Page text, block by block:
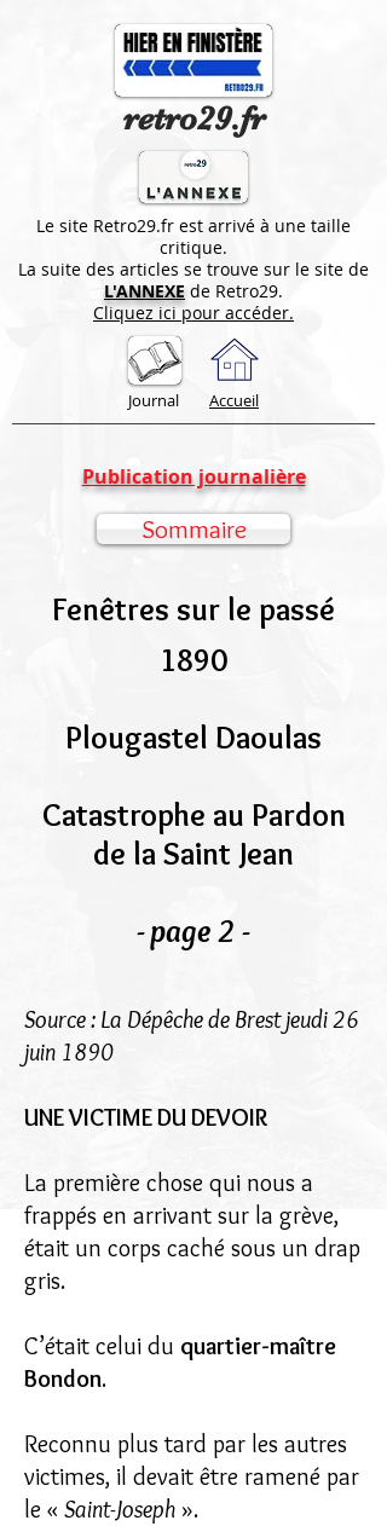
retro29.fr
Le site Retro29.fr est arrivé à une taille
critique.
La suite des articles se trouve sur le site de
L'ANNEXE de Retro29.
Cliquez ici pour accéder.
Journal Accueil
Publication journalière
Fenêtres sur le passé
1890
Plougastel Daoulas
Catastrophe au Pardon
de la Saint Jean
- page 2 -
Sommaire
Source : La Dépêche de Brest jeudi 26
juin 1890
UNE VICTIME DU DEVOIR
La première chose qui nous a
frappés en arrivant sur la grève,
était un corps caché sous un drap
gris.
C’était celui du quartier-maître
Bondon.
Reconnu plus tard par les autres
victimes, il devait être ramené par
le « Saint-Joseph ».